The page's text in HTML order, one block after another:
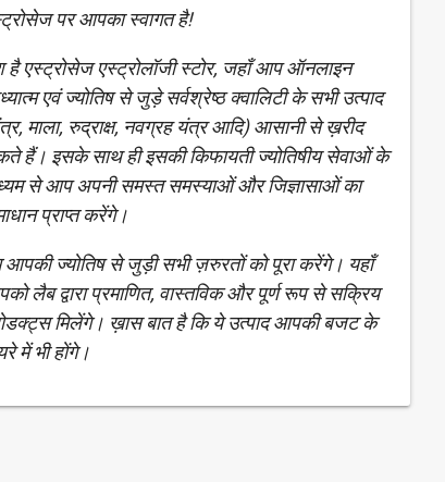
पर आपका स्वागत है!
है एस्ट्रोसेज एस्ट्रोलॉजी स्टोर, जहाँ आप ऑनलाइन
एवं ज्योतिष से जुड़े सर्वश्रेष्ठ क्वालिटी के सभी उत्पाद
माला, रुद्राक्ष, नवग्रह यंत्र आदि) आसानी से ख़रीद
हैं। इसके साथ ही इसकी किफायती ज्योतिषीय सेवाओं के
से आप अपनी समस्त समस्याओं और जिज्ञासाओं का
प्राप्त करेंगे।
आपकी ज्योतिष से जुड़ी सभी ज़रुरतों को पूरा करेंगे। यहाँ
लैब द्वारा प्रमाणित, वास्तविक और पूर्ण रूप से सक्रिय
मिलेंगे। ख़ास बात है कि ये उत्पाद आपकी बजट के
में भी होंगे।